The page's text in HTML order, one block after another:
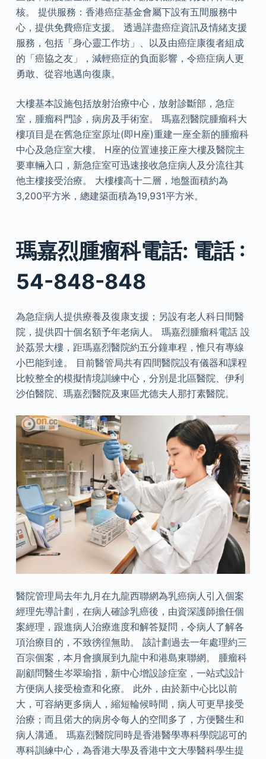
核。 提供服務：香港癌症基金會屬下設有五間服務中
心，提供免費癌症支援。 透過詳盡癌症資訊及情緒支援
服務，包括「身心靈工作坊」、以及由癌症康復者組成
的「癌協之友」，減輕癌症的負面影響，令癌症病人更
勇敢、從容地邁向復康。
大樓基本設施包括放射治療中心，放射診斷部，急症
室，腫瘤科門診，病房及手術室。 瑪嘉烈醫院腫瘤科大
樓項目是在舊急症室原址(即H座)重建一座全新的腫瘤科
中心及急症室大樓。 H座的位置連接正座大樓及醫院主
要車輛入口，新急症室可迅速接收急症病人及分流往其
他主樓接受治療。 大樓樓高十二層，地盤面積約為
3,200平方米，總建築面積為19,931平方米。
瑪嘉烈腫瘤科電話: 電話 :
54-848-848
為急症病人提供療養及復康支援；另設有老人科日間醫
院，提供四十個名額予年老病人。 瑪嘉烈腫瘤科電話 設
於荔景大樓，距瑪嘉烈醫院約五分鐘車程，惟只有專線
小巴能到達。 目前醫管局共有四間醫院設有儀器和課程
比較整全的模擬情境訓練中心，分別是北區醫院、伊利
沙伯醫院、瑪嘉烈醫院及東區尤德夫人那打素醫院。
醫院管理局去年九月在九龍西聯網為乳癌病人引入個案
經理先導計劃，在病人確診乳癌後，由資深護師擔任個
案經理，跟進病人治療進度和解答疑問，令病人了解各
項治療目的，不致徬徨無助。 該計劃過去一年處理約三
百宗個案，本月會擴展到九龍中和港島東聯網。 腫瘤科
副顧問醫生岑翠瑜指，新中心增設診症室，一站式設計
方便病人接受檢查和化療。 此外，由於新中心比以前
大，可容納更多病人，縮短輪候時間，病人可更早接受
治療；而且偌大的病房令每人的空間多了，方便醫生和
病人溝通。 瑪嘉烈醫院同時是香港醫學專科學院認可的
專科訓練中心，為香港大學及香港中文大學醫科學生提